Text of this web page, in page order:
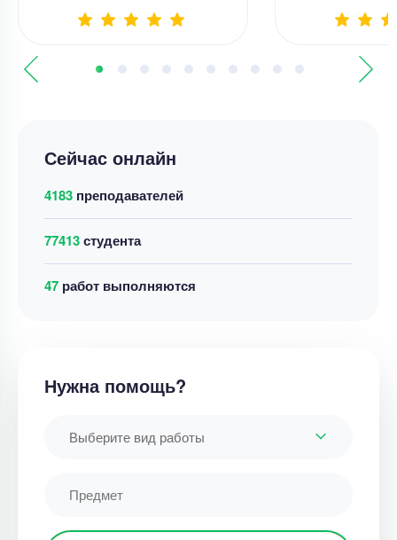
Сейчас онлайн
4183 преподавателей
77413студента
47 работ выполняются
Нужна помощь?
Выберите вид работы